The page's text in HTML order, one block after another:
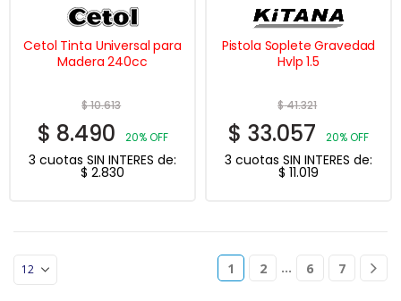
Cetol Tinta Universal para
Madera 240cc
$10.613
$ 8.490 20% OFF
3 cuotas SIN INTERES de:
$ 2.830
Pistola Soplete Gravedad
Hvlp 1.5
$41.321
$ 33.057 20% OFF
3 cuotas SIN INTERES de:
$ 11.019
1 2 … 6 7